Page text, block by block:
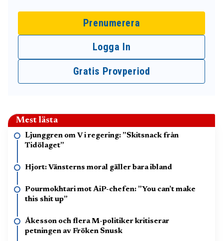
Prenumerera
Logga In
Gratis Provperiod
Mest lästa
Ljunggren om V i regering: ”Skitsnack från
Tidölaget”
Hjort: Vänsterns moral gäller bara ibland
Pourmokhtari mot AiP-chefen: ”You can’t make
this shit up”
Åkesson och flera M-politiker kritiserar
petningen av Fröken Snusk